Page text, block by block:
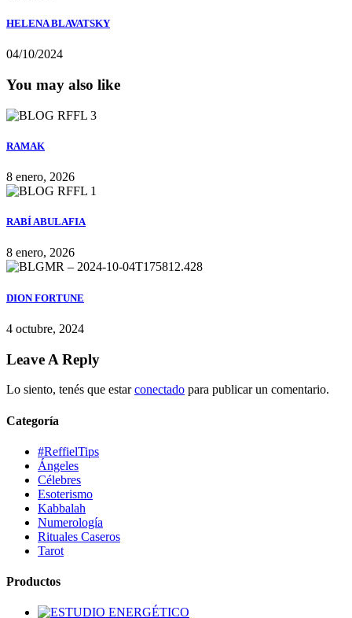
HELENA BLAVATSKY
04/10/2024
You may also like
RAMAK
8 enero, 2026
RABÍ ABULAFIA
8 enero, 2026
DION FORTUNE
4 octubre, 2024
Leave A Reply
Lo siento, tenés que estarconectado para publicar un comentario.
Categoría
#ReffielTips
Ángeles
Célebres
Esoterismo
Kabbalah
Numerología
Rituales Caseros
Tarot
Productos